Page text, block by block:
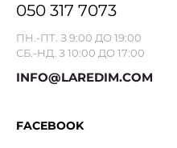
050 317 7073
ПН.-ПТ. З 9:00 ДО 19:00
СБ.-НД. З 10:00 ДО 17:00
INFO@LAREDIM.COM
FACEBOOK